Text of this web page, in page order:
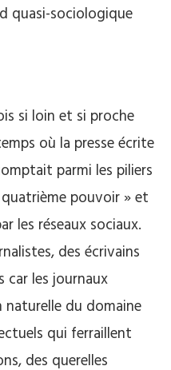
quasi-sociologique
si loin et si proche
où la presse écrite
parmi les piliers
pouvoir » et
les réseaux sociaux.
des écrivains
car les journaux
du domaine
qui ferraillent
des querelles